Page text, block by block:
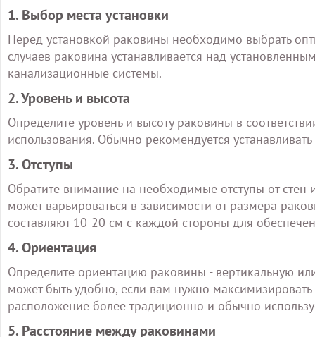
1. Выбор места установки
Перед установкой раковины необходимо выбрать
случаев раковина устанавливается над
канализационные системы.
2. Уровень и высота
Определите уровень и высоту раковины в
использования. Обычно рекомендуется
3. Отступы
Обратите внимание на необходимые отступы от стен
может варьироваться в зависимости от размера
составляют 10-20 см с каждой стороны для
4. Ориентация
Определите ориентацию раковины - вертикальную
может быть удобно, если вам нужно
расположение более традиционно и обычно
5. Расстояние между раковинами